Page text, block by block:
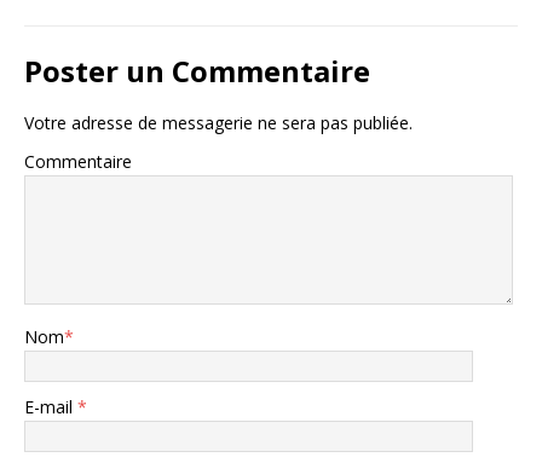
Poster un Commentaire
Votre adresse de messagerie ne sera pas publiée.
Commentaire
Nom*
E-mail *